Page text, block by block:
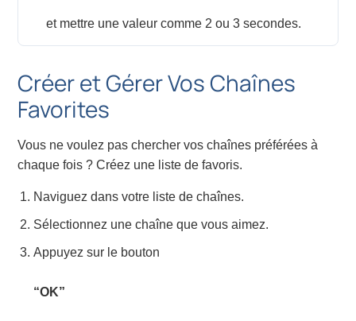
et mettre une valeur comme 2 ou 3 secondes.
Créer et Gérer Vos Chaînes
Favorites
Vous ne voulez pas chercher vos chaînes préférées à
chaque fois ? Créez une liste de favoris.
Naviguez dans votre liste de chaînes.
Sélectionnez une chaîne que vous aimez.
Appuyez sur le bouton
“OK”